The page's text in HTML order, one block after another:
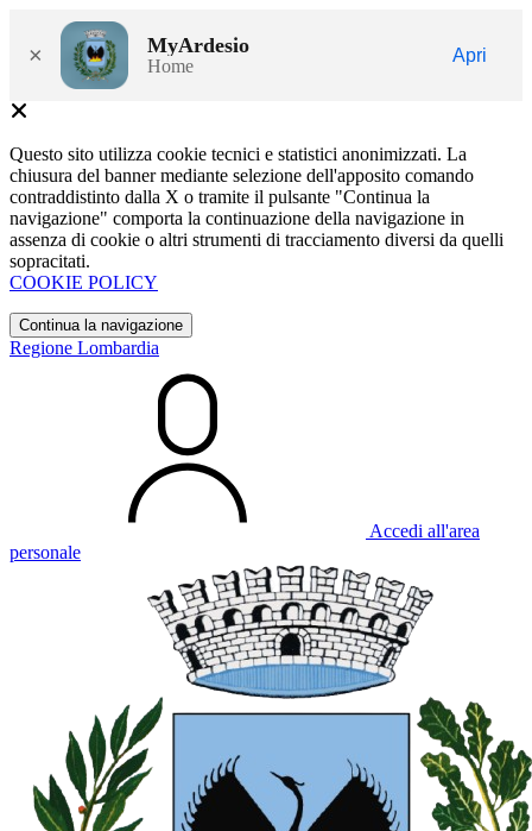
× MyArdesio
Home
Apri
Questo sito utilizza cookie tecnici e statistici anonimizzati. La
chiusura del banner mediante selezione dell'apposito comando
contraddistinto dalla X o tramite il pulsante "Continua la
navigazione" comporta la continuazione della navigazione in
assenza di cookie o altri strumenti di tracciamento diversi da quelli
sopracitati.
COOKIE POLICY
Continua la navigazione
Regione Lombardia
Accedi all'area
personale